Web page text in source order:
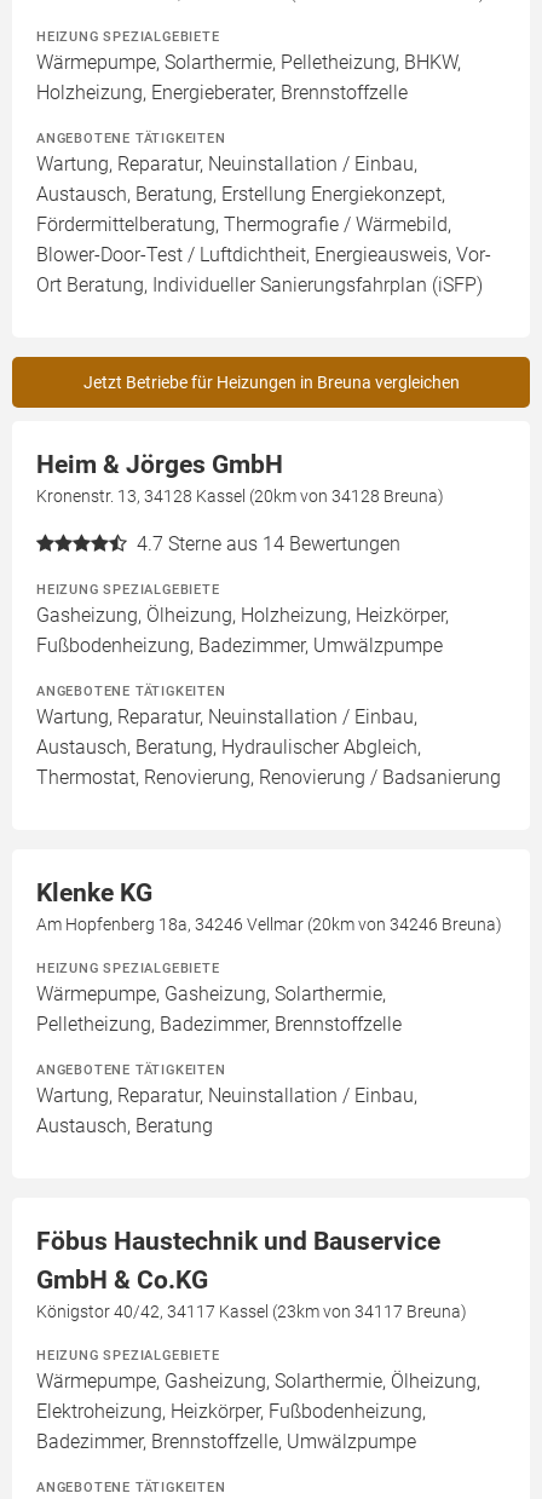
HEIZUNG SPEZIALGEBIETE
Wärmepumpe, Solarthermie, Pelletheizung, BHKW,
Holzheizung, Energieberater, Brennstoffzelle
ANGEBOTENE TÄTIGKEITEN
Wartung, Reparatur, Neuinstallation / Einbau,
Austausch, Beratung, Erstellung Energiekonzept,
Fördermittelberatung, Thermografie / Wärmebild,
Blower-Door-Test / Luftdichtheit, Energieausweis, Vor-
Ort Beratung, Individueller Sanierungsfahrplan (iSFP)
Jetzt Betriebe für Heizungen in Breuna vergleichen
Heim & Jörges GmbH
Kronenstr. 13, 34128 Kassel (20km von 34128 Breuna)
4.7 Sterne aus 14 Bewertungen
HEIZUNG SPEZIALGEBIETE
Gasheizung, Ölheizung, Holzheizung, Heizkörper,
Fußbodenheizung, Badezimmer, Umwälzpumpe
ANGEBOTENE TÄTIGKEITEN
Wartung, Reparatur, Neuinstallation / Einbau,
Austausch, Beratung, Hydraulischer Abgleich,
Thermostat, Renovierung, Renovierung / Badsanierung
Klenke KG
Am Hopfenberg 18a, 34246 Vellmar (20km von 34246 Breuna)
HEIZUNG SPEZIALGEBIETE
Wärmepumpe, Gasheizung, Solarthermie,
Pelletheizung, Badezimmer, Brennstoffzelle
ANGEBOTENE TÄTIGKEITEN
Wartung, Reparatur, Neuinstallation / Einbau,
Austausch, Beratung
Föbus Haustechnik und Bauservice
GmbH & Co.KG
Königstor 40/42, 34117 Kassel (23km von 34117 Breuna)
HEIZUNG SPEZIALGEBIETE
Wärmepumpe, Gasheizung, Solarthermie, Ölheizung,
Elektroheizung, Heizkörper, Fußbodenheizung,
Badezimmer, Brennstoffzelle, Umwälzpumpe
ANGEBOTENE TÄTIGKEITEN